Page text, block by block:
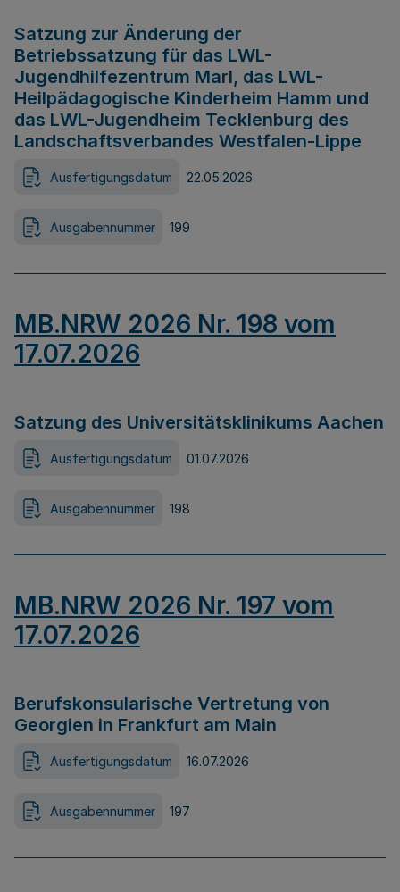
Satzung zur Änderung der
Betriebssatzung für das LWL-
Jugendhilfezentrum Marl, das LWL-
Heilpädagogische Kinderheim Hamm und
das LWL-Jugendheim Tecklenburg des
Landschaftsverbandes Westfalen-Lippe
Ausfertigungsdatum 22.05.2026
Ausgabennummer 199
MB.NRW 2026 Nr. 198 vom
17.07.2026
Satzung des Universitätsklinikums Aachen
Ausfertigungsdatum 01.07.2026
Ausgabennummer 198
MB.NRW 2026 Nr. 197 vom
17.07.2026
Berufskonsularische Vertretung von
Georgien in Frankfurt am Main
Ausfertigungsdatum 16.07.2026
Ausgabennummer 197